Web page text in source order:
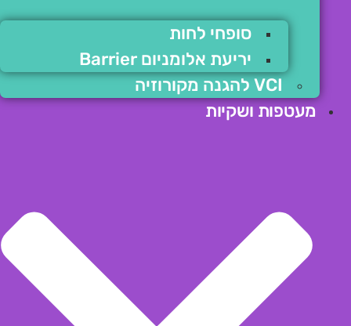
סופחי לחות
יריעת אלומניום Barrier
VCI להגנה מקורוזיה
מעטפות ושקיות